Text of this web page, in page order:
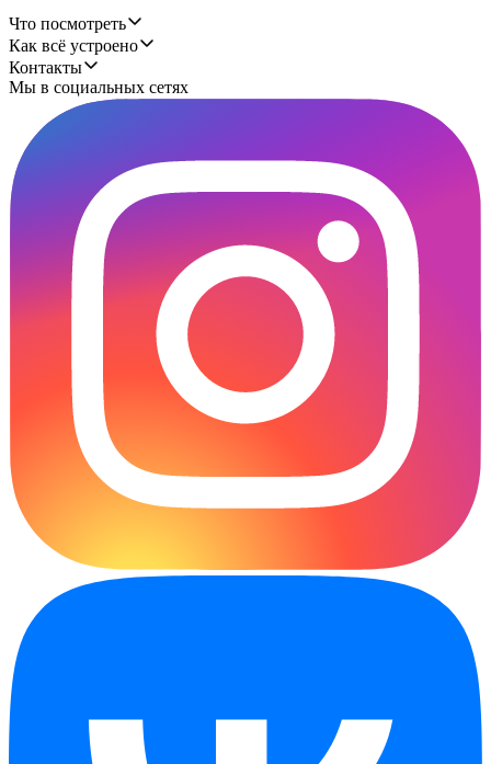
Что посмотреть
Как всё устроено
Контакты
Мы в социальных сетях